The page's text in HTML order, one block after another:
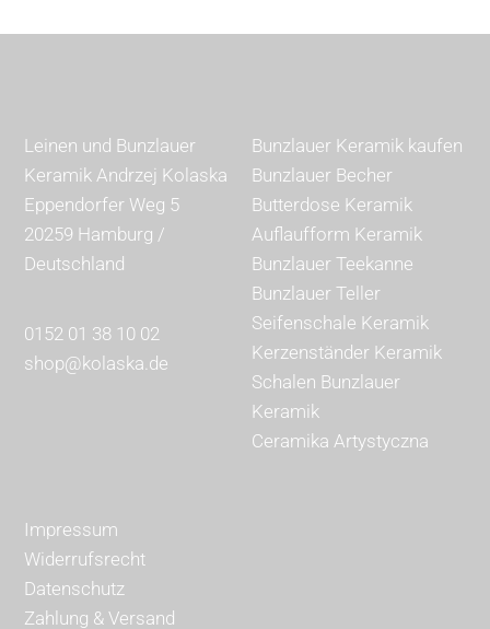
Leinen und Bunzlauer
Keramik Andrzej Kolaska
Eppendorfer Weg 5
20259 Hamburg /
Deutschland
0152 01 38 10 02
shop@kolaska.de
Bunzlauer Keramik kaufen
Bunzlauer Becher
Butterdose Keramik
Auflaufform Keramik
Bunzlauer Teekanne
Bunzlauer Teller
Seifenschale Keramik
Kerzenständer Keramik
Schalen Bunzlauer
Keramik
Ceramika Artystyczna
Impressum
Widerrufsrecht
Datenschutz
Zahlung & Versand